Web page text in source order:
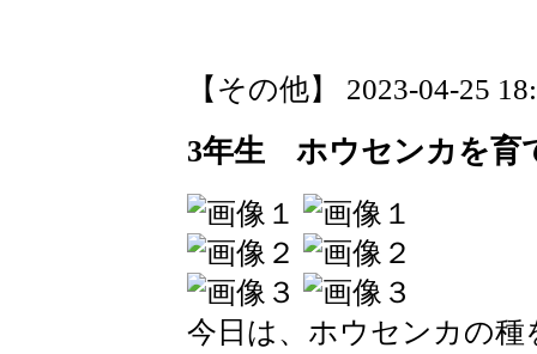
【その他】 2023-04-25
3年生 ホウセンカを育
今日は、ホウセンカの